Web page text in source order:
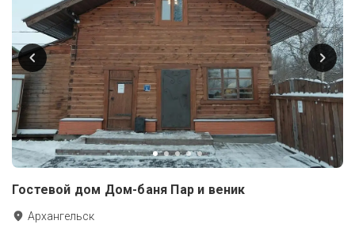
Гостевой дом Дом-баня Пар и веник
Архангельск